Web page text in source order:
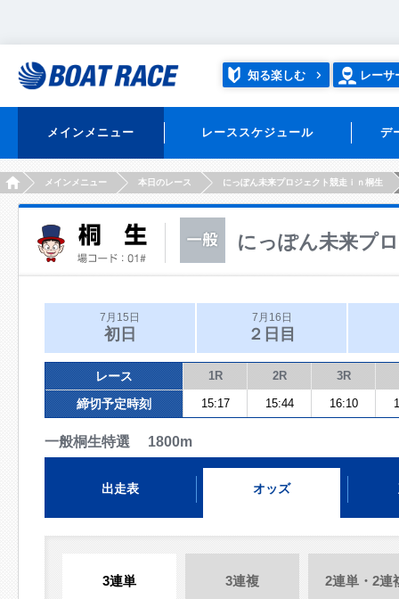
知る楽しむ レーサ
メインメニュー レーススケジュール デ
HOMEメインメニュー 本日のレース にっぽん未来プロジェクト競走ｉｎ桐生
にっぽん未来プ
7月15日
初日
7月16日
２日目
レース 1R 2R 3R
締切予定時刻 15:17 15:44 16:10
一般桐生特選 1800m
出走表 オッズ
3連単 3連複 2連単・2連